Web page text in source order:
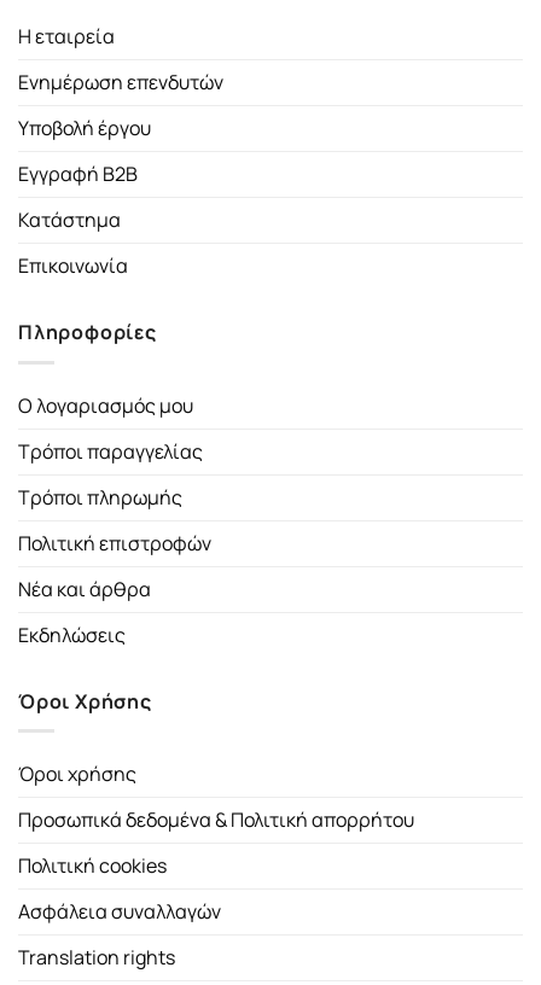
Η εταιρεία
Ενημέρωση επενδυτών
Υποβολή έργου
Εγγραφή B2B
Κατάστημα
Επικοινωνία
Πληροφορίες
Ο λογαριασμός μου
Τρόποι παραγγελίας
Τρόποι πληρωμής
Πολιτική επιστροφών
Νέα και άρθρα
Εκδηλώσεις
Όροι Χρήσης
Όροι χρήσης
Προσωπικά δεδομένα & Πολιτική απορρήτου
Πολιτική cookies
Ασφάλεια συναλλαγών
Translation rights